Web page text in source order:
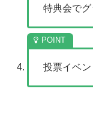
特典会で
投票イベ